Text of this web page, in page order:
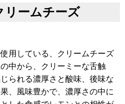
リームチーズ
用している、クリームチーズ
中から、クリーミーな舌触
られる濃厚さと酸味、後味な
、風味豊かで、濃厚さの中に